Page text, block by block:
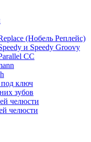
(Нобель Реплейс)
и Speedy Groovy
CC
ключ
зубов
челюсти
челюсти